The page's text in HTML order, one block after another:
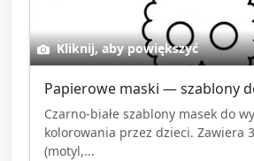
Kliknij, aby powiększyć
Papierowe maski — szablony
Czarno-białe szablony masek do
kolorowania przez dzieci. Zawiera
(motyl,...